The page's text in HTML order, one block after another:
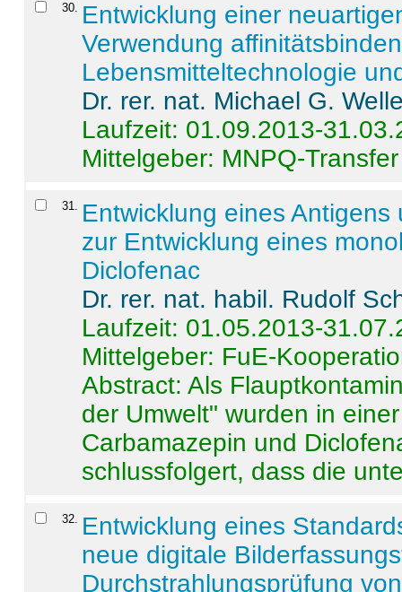
30. Entwicklung einer
Verwendung
Lebensmitteltechnologie
Dr. rer. nat. Michael G.
Laufzeit: 01.09.2013-
Mittelgeber: MNPQ-Transfer
31. Entwicklung eines
zur Entwicklung eines
Diclofenac
Dr. rer. nat. habil. Rudolf
Laufzeit: 01.05.2013-
Mittelgeber: FuE-
Abstract:Als
der Umwelt" wurden in
Carbamazepin und
schlussfolgert, dass die
32. Entwicklung eines
neue digitale
Durchstrahlungsprüfung